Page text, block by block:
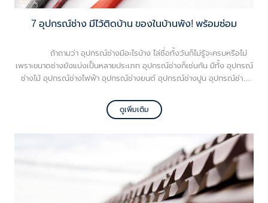
7 อุปกรณ์ช่าง มีไว้ติดบ้าน ของในบ้านพัง! พร้อมซ่อม
ถ้าถามว่า อุปกรณ์ช่างมีอะไรบ้าง ไล่ชื่อทั้งวันก็ไม่รู้จะครบหรือไม่
เพราะขนาดช่างยังแบ่งเป็นหลายประเภท อุปกรณ์ช่างก็เช่นกัน มีทั้ง อุปกรณ์
ช่างไม้ อุปกรณ์ช่างไฟฟ้า อุปกรณ์ช่างยนต์ อุปกรณ์ช่างปูน อุปกรณ์ช่าง
มาพูดถึงอุปกรณ์ช่าง ที่ควรมีไว้ติดบ้าน ถ้าข้าวของเครื่องใช้พังเมื่อไหร่ มี
อุปกรณ์เหล่านี้ รับรองช่วยได้แน่นอนครับ เพราะนี่คือ อุปกรณ์ช่างสามัญ
ดูเพิ่มเติม